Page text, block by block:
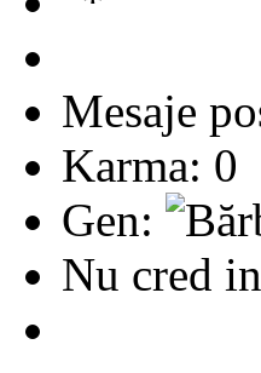
Mesaje
Karma: 0
Gen:
Nu cred